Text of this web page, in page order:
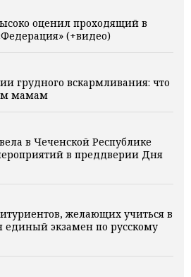
оценил проходящий в
(+видео)
грудного вскармливания: что
мамам
в Чеченской Республике
в преддверии Дня
желающих учиться в
единый экзамен по русскому